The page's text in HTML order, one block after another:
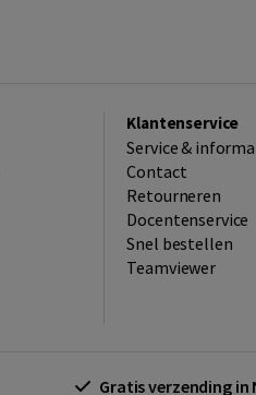
Klantenservice
Service &
Contact
Retourneren
Docentenservice
Snel bestellen
Teamviewer
Gratis verzending in